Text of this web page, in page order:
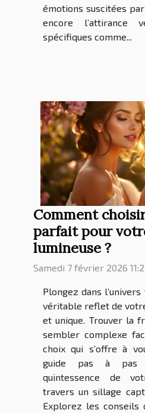
émotions suscitées
encore l’attirance
spécifiques comme...
Comment
parfait pour
lumineuse ?
Samedi 7 février 2026
Plongez dans
véritable reflet de
et unique. Trouver la
sembler complexe
choix qui s’offre à
guide pas à pas
quintessence de
travers un sillage
Explorez les conseils